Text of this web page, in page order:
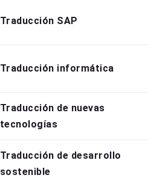
Traducción SAP
Traducción informática
Traducción de nuevas
tecnologías
Traducción de desarrollo
sostenible